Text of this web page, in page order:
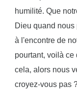
humilité. Que
Dieu quand
à l'encontre de
pourtant, voilà ce
cela, alors nous
croyez-vous pas